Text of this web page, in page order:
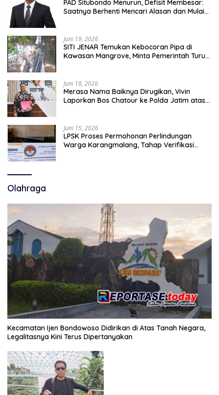
PAD Situbondo Menurun, Defisit Membesar:
Saatnya Berhenti Mencari Alasan dan Mulai
Juni 19, 2026
SITI JENAR Temukan Kebocoran Pipa di
Kawasan Mangrove, Minta Pemerintah Turun
Juni 18, 2026
Merasa Nama Baiknya Dirugikan, Vivin
Laporkan Bos Chatour ke Polda Jatim atas
Juni 15, 2026
LPSK Proses Permohonan Perlindungan
Warga Karangmalang, Tahap Verifikasi
Olahraga
Kecamatan Ijen Bondowoso Didirikan di Atas Tanah Negara,
Legalitasnya Kini Terus Dipertanyakan